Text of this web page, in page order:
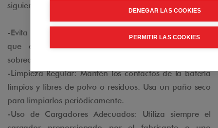
siguientes recomendaciones:
-Evita el Sobrecarga: Desenchufa la batería una vez
que esté completamente cargada para evitar el
sobrecalentamiento.
-Limpieza Regular: Mantén los contactos de la batería
limpios y libres de polvo o residuos. Usa un paño seco
para limpiarlos periódicamente.
-Uso de Cargadores Adecuados: Utiliza siempre el
DENEGAR LAS COOKIES
PERMITIR LAS COOKIES